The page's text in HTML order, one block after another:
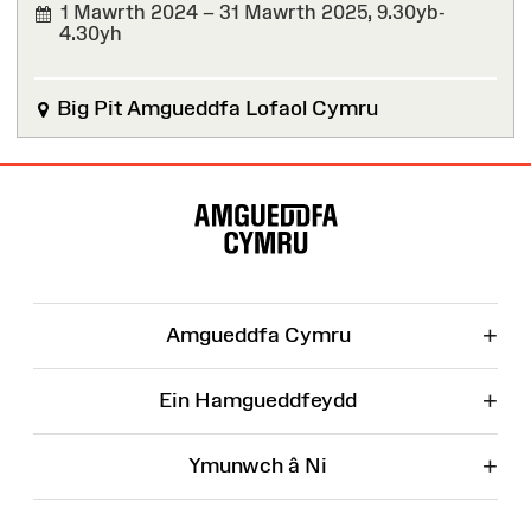
1 Mawrth 2024 – 31 Mawrth 2025, 9.30yb-
4.30yh
WEDI'I
Big Pit Amgueddfa Lofaol Cymru
Amgueddfa Cymru +
Ein Hamgueddfeydd +
Ymunwch â Ni +